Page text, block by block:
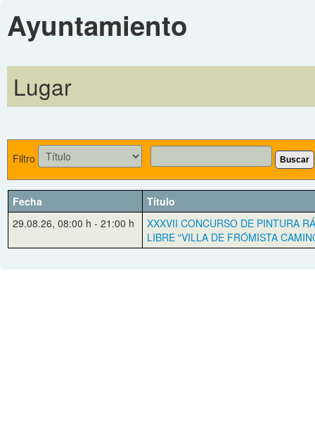
Ayuntamiento
Lugar
Filtro Buscar
Fecha
Título
29.08.26, 08:00 h - 21:00 h
XXXVII CONCURSO DE PINTURA
LIBRE "VILLA DE FRÓMISTA